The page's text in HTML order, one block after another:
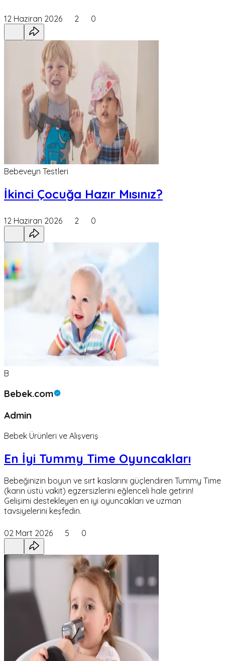
12 Haziran 2026 2 0
Bebeveyn Testleri
İkinci Çocuğa Hazır Mısınız?
12 Haziran 2026 2 0
B
Bebek.com
Admin
Bebek Ürünleri ve Alışveriş
En İyi Tummy Time Oyuncakları
Bebeğinizin boyun ve sırt kaslarını güçlendiren Tummy Time
(karın üstü vakit) egzersizlerini eğlenceli hale getirin!
Gelişimi destekleyen en iyi oyuncakları ve uzman
tavsiyelerini keşfedin.
02 Mart 2026 5 0